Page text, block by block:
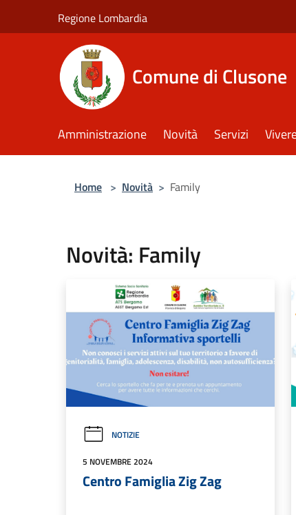
Regione Lombardia
Comune di Clusone
Amministrazione Novità Servizi
Home > Novità > Family
Novità: Family
NOTIZIE
5 NOVEMBRE 2024
Centro Famiglia Zig Zag